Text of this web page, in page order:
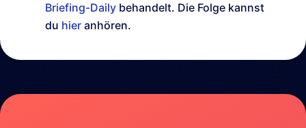
Briefing-Daily behandelt. Die Folge kannst
du hier anhören.